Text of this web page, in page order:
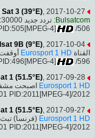
3 (39°E) , 2017-10-27
Bulsatcom: تردد جديد
4]
/506
9B (9°E), 2017-10-04
القناة Eurosport 1 HD
4]
/596
1 (51.5°E), 2017-09-28
Eurosport 1 HD
PID:2011[MPEG-4]/2012
1 (51.5°E), 2017-09-27
Eurosport 1 HD
PID:2011[MPEG-4]/2012